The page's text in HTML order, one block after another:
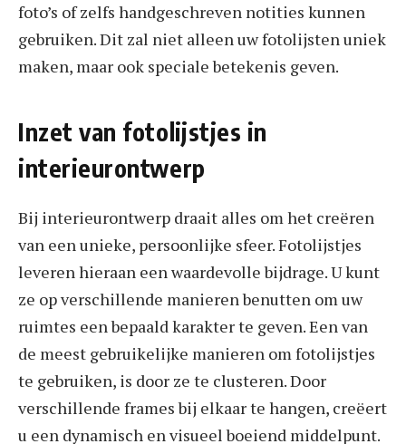
foto’s of zelfs handgeschreven notities kunnen
gebruiken. Dit zal niet alleen uw fotolijsten uniek
maken, maar ook speciale betekenis geven.
Inzet van fotolijstjes in
interieurontwerp
Bij interieurontwerp draait alles om het creëren
van een unieke, persoonlijke sfeer. Fotolijstjes
leveren hieraan een waardevolle bijdrage. U kunt
ze op verschillende manieren benutten om uw
ruimtes een bepaald karakter te geven. Een van
de meest gebruikelijke manieren om fotolijstjes
te gebruiken, is door ze te clusteren. Door
verschillende frames bij elkaar te hangen, creëert
u een dynamisch en visueel boeiend middelpunt.